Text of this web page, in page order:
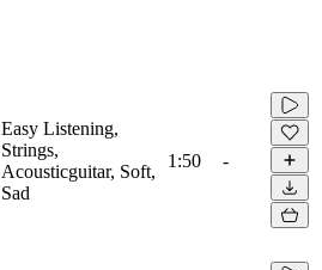
Easy Listening,
Strings,
Acousticguitar, Soft,
Sad
1:50 -